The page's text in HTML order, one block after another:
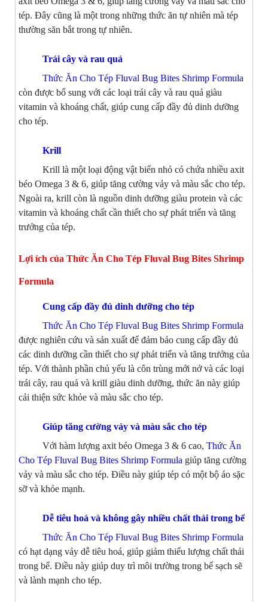
tép. Đây cũng là một trong những thức ăn tự nhiên mà tép
thường săn bắt trong tự nhiên.
Trái cây và rau quả
Thức Ăn Cho Tép Fluval Bug Bites Shrimp Formula
còn được bổ sung với các loại trái cây và rau quả giàu
vitamin và khoáng chất, giúp cung cấp đầy đủ dinh dưỡng
cho tép.
Krill
Krill là một loại động vật biển nhỏ có chứa nhiều axit
béo Omega 3 & 6, giúp tăng cường vảy và màu sắc cho tép.
Ngoài ra, krill còn là nguồn dinh dưỡng giàu protein và các
vitamin và khoáng chất cần thiết cho sự phát triển và tăng
trưởng của tép.
Lợi ích của Thức Ăn Cho Tép Fluval Bug Bites Shrimp
Formula
Cung cấp đầy đủ dinh dưỡng cho tép
Thức Ăn Cho Tép Fluval Bug Bites Shrimp Formula
được nghiên cứu và sản xuất để đảm bảo cung cấp đầy đủ
các dinh dưỡng cần thiết cho sự phát triển và tăng trưởng của
tép. Với thành phần chủ yếu là côn trùng mới nở và các loại
trái cây, rau quả và krill giàu dinh dưỡng, thức ăn này giúp
cải thiện sức khỏe và màu sắc cho tép.
Giúp tăng cường vảy và màu sắc cho tép
Với hàm lượng axit béo Omega 3 & 6 cao, Thức Ăn
Cho Tép Fluval Bug Bites Shrimp Formula giúp tăng cường
vảy và màu sắc cho tép. Điều này giúp tép có một bộ áo sặc
sỡ và khỏe mạnh.
Dễ tiêu hoá và không gây nhiều chất thải trong bể
Thức Ăn Cho Tép Fluval Bug Bites Shrimp Formula
có hạt dạng vảy dễ tiêu hoá, giúp giảm thiểu lượng chất thải
trong bể. Điều này giúp duy trì môi trường trong bể sạch sẽ
và lành mạnh cho tép.